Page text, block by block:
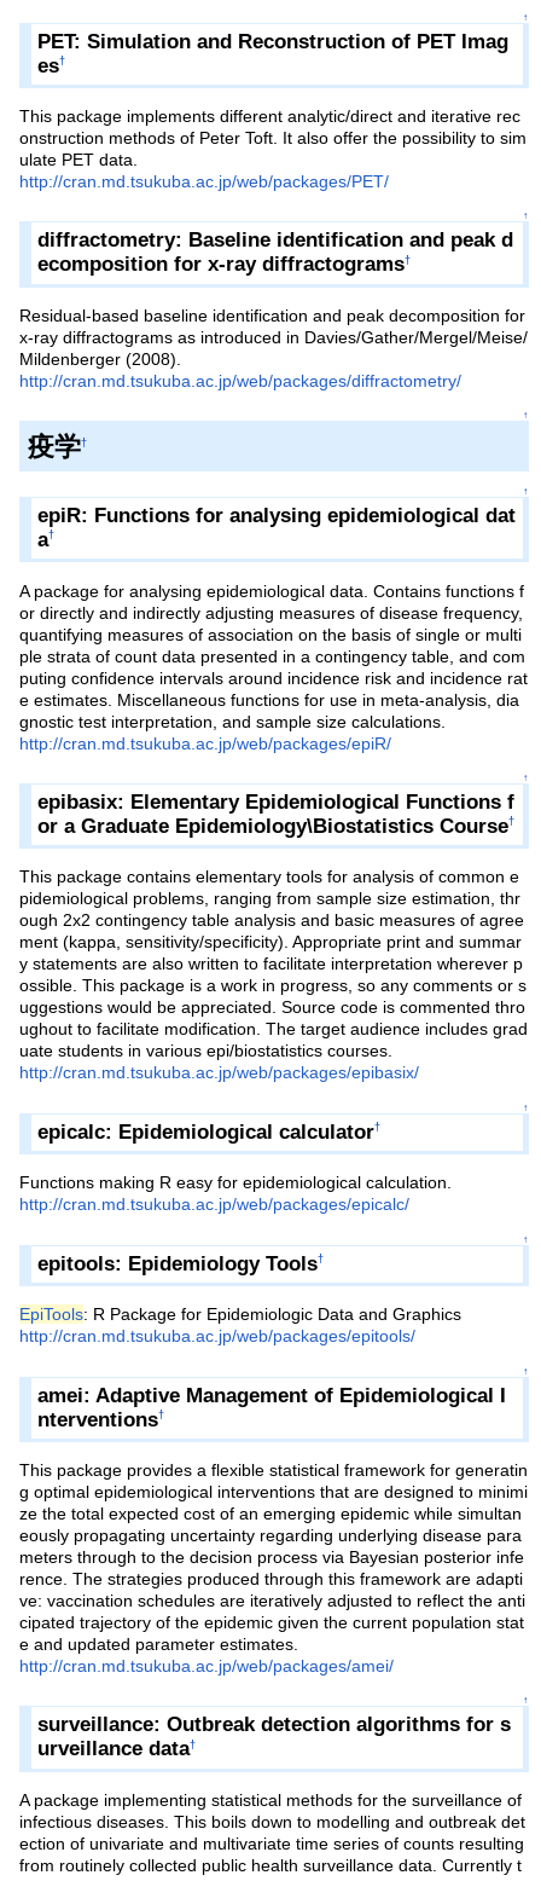
↑
PET: Simulation and Reconstruction of PET Imag
es†
This package implements different analytic/direct and iterative rec
onstruction methods of Peter Toft. It also offer the possibility to sim
ulate PET data.
http://cran.md.tsukuba.ac.jp/web/packages/PET/
↑
diffractometry: Baseline identification and peak d
ecomposition for x-ray diffractograms†
Residual-based baseline identification and peak decomposition for
x-ray diffractograms as introduced in Davies/Gather/Mergel/Meise/
Mildenberger (2008).
http://cran.md.tsukuba.ac.jp/web/packages/diffractometry/
↑
疫学†
↑
epiR: Functions for analysing epidemiological dat
a†
A package for analysing epidemiological data. Contains functions f
or directly and indirectly adjusting measures of disease frequency,
quantifying measures of association on the basis of single or multi
ple strata of count data presented in a contingency table, and com
puting confidence intervals around incidence risk and incidence rat
e estimates. Miscellaneous functions for use in meta-analysis, dia
gnostic test interpretation, and sample size calculations.
http://cran.md.tsukuba.ac.jp/web/packages/epiR/
↑
epibasix: Elementary Epidemiological Functions f
or a Graduate Epidemiology\Biostatistics Course†
This package contains elementary tools for analysis of common e
pidemiological problems, ranging from sample size estimation, thr
ough 2x2 contingency table analysis and basic measures of agree
ment (kappa, sensitivity/specificity). Appropriate print and summar
y statements are also written to facilitate interpretation wherever p
ossible. This package is a work in progress, so any comments or s
uggestions would be appreciated. Source code is commented thro
ughout to facilitate modification. The target audience includes grad
uate students in various epi/biostatistics courses.
http://cran.md.tsukuba.ac.jp/web/packages/epibasix/
↑
epicalc: Epidemiological calculator†
Functions making R easy for epidemiological calculation.
http://cran.md.tsukuba.ac.jp/web/packages/epicalc/
↑
epitools: Epidemiology Tools†
EpiTools: R Package for Epidemiologic Data and Graphics
http://cran.md.tsukuba.ac.jp/web/packages/epitools/
↑
amei: Adaptive Management of Epidemiological I
nterventions†
This package provides a flexible statistical framework for generatin
g optimal epidemiological interventions that are designed to minimi
ze the total expected cost of an emerging epidemic while simultan
eously propagating uncertainty regarding underlying disease para
meters through to the decision process via Bayesian posterior infe
rence. The strategies produced through this framework are adapti
ve: vaccination schedules are iteratively adjusted to reflect the anti
cipated trajectory of the epidemic given the current population stat
e and updated parameter estimates.
http://cran.md.tsukuba.ac.jp/web/packages/amei/
↑
surveillance: Outbreak detection algorithms for s
urveillance data†
A package implementing statistical methods for the surveillance of
infectious diseases. This boils down to modelling and outbreak det
ection of univariate and multivariate time series of counts resulting
from routinely collected public health surveillance data. Currently t